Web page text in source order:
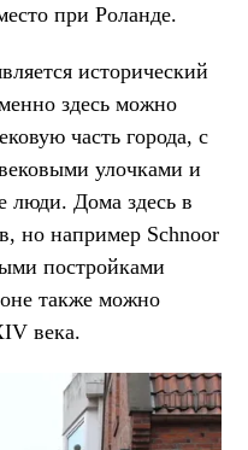
при Роланде.
исторический
здесь можно
часть города, с
улочками и
люди. Дома здесь в
но например Schnoor
постройками
также можно
века.